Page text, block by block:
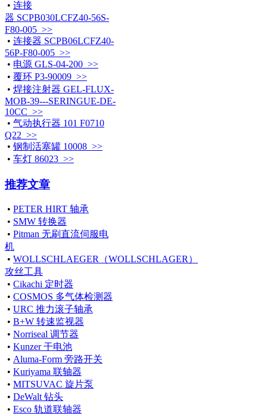
• 连接
器 SCPB030LCFZ40-56S-
F80-005 >>
• 连接器 SCPB06LCFZ40-
56P-F80-005 >>
• 电源 GLS-04-200 >>
• 覆环 P3-90009 >>
• 焊接注射器 GEL-FLUX-
MOB-39---SERINGUE-DE-
10CC >>
• 气动执行器 101 F0710
Q22 >>
• 钢制活塞罐 10008 >>
• 车灯 86023 >>
推荐文章
• PETER HIRT 轴承
• SMW 转换器
• Pitman 无刷直流伺服电
机
• WOLLSCHLAEGER（WOLLSCHLAGER）
攻丝工具
• Cikachi 定时器
• COSMOS 多气体检测器
• URC 推力滚子轴承
• B+W 转速监视器
• Norriseal 调节器
• Kunzer 干电池
• Aluma-Form 旁路开关
• Kuriyama 联轴器
• MITSUVAC 旋片泵
• DeWalt 钻头
• Esco 轨道联轴器